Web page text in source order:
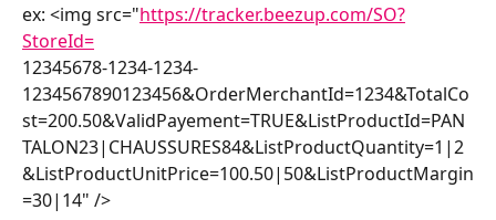
ex: <img src="https://tracker.beezup.com/SO?
StoreId=
12345678-1234-1234-
1234567890123456&OrderMerchantId=1234&TotalCo
st=200.50&ValidPayement=TRUE&ListProductId=PAN
TALON23|CHAUSSURES84&ListProductQuantity=1|2
&ListProductUnitPrice=100.50|50&ListProductMargin
=30|14" />